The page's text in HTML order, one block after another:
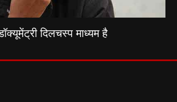
दिलचस्प माध्यम है